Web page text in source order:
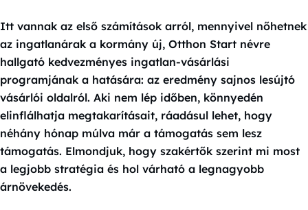
Itt vannak az első számítások arról, mennyivel nőhetnek
az ingatlanárak a kormány új, Otthon Start névre
hallgató kedvezményes ingatlan-vásárlási
programjának a hatására: az eredmény sajnos lesújtó
vásárlói oldalról. Aki nem lép időben, könnyedén
elinflálhatja megtakarításait, ráadásul lehet, hogy
néhány hónap múlva már a támogatás sem lesz
támogatás. Elmondjuk, hogy szakértők szerint mi most
a legjobb stratégia és hol várható a legnagyobb
árnövekedés.